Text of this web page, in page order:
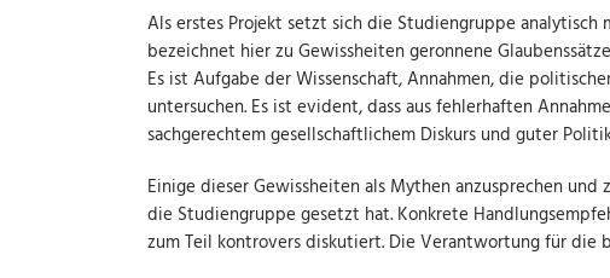
Als erstes Projekt setzt sich die Studiengruppe
bezeichnet hier zu Gewissheiten geronnene
Es ist Aufgabe der Wissenschaft, Annahmen, die
untersuchen. Es ist evident, dass aus fehlerhaften
sachgerechtem gesellschaftlichem Diskurs und guter
Einige dieser Gewissheiten als Mythen anzusprechen
die Studiengruppe gesetzt hat. Konkrete
zum Teil kontrovers diskutiert. Die Verantwortung für